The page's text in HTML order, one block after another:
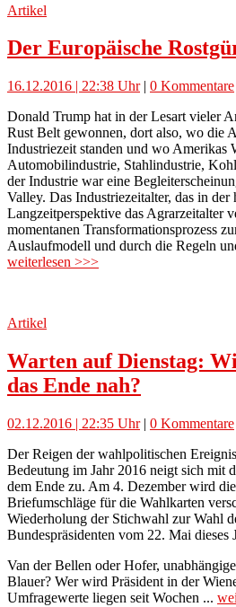
Artikel
Der Europäische
16.12.2016 | 22:38 Uhr| 0 Kommentare
Donald Trump hat in der Lesart vieler
Rust Belt gewonnen, dort also, wo die
Industriezeit standen und wo Amerikas
Automobilindustrie, Stahlindustrie,
der Industrie war eine
Valley. Das Industriezeitalter, das in der
Langzeitperspektive das Agrarzeitalter
momentanen Transformationsprozess
Auslaufmodell und durch die Regeln
weiterlesen >>>
Artikel
Warten auf Dienstag:
das Ende nah?
02.12.2016 | 22:35 Uhr| 0 Kommentare
Der Reigen der wahlpolitischen
Bedeutung im Jahr 2016 neigt sich mit
dem Ende zu. Am 4. Dezember wird
Briefumschläge für die Wahlkarten
Wiederholung der Stichwahl zur Wahl
Bundespräsidenten vom 22. Mai dieses
Van der Bellen oder Hofer,
Blauer? Wer wird Präsident in der
Umfragewerte liegen seit Wochen ...